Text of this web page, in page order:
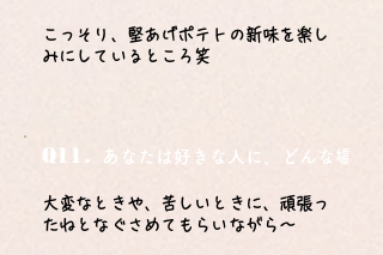
こっそり、堅あげポテトの新味を楽し
みにしているところ笑
Q11. あなたは好きな人に、どんな場所
大変なときや、苦しいときに、頑張っ
たねとなぐさめてもらいながら～